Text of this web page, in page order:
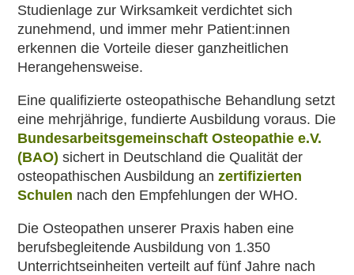
Studienlage zur Wirksamkeit verdichtet sich
zunehmend, und immer mehr Patient:innen
erkennen die Vorteile dieser ganzheitlichen
Herangehensweise.
Eine qualifizierte osteopathische Behandlung setzt
eine mehrjährige, fundierte Ausbildung voraus. Die
Bundesarbeitsgemeinschaft Osteopathie e.V.
(BAO) sichert in Deutschland die Qualität der
osteopathischen Ausbildung anzertifizierten
Schulen nach den Empfehlungen der WHO.
Die Osteopathen unserer Praxis haben eine
berufsbegleitende Ausbildung von 1.350
Unterrichtseinheiten verteilt auf fünf Jahre nach